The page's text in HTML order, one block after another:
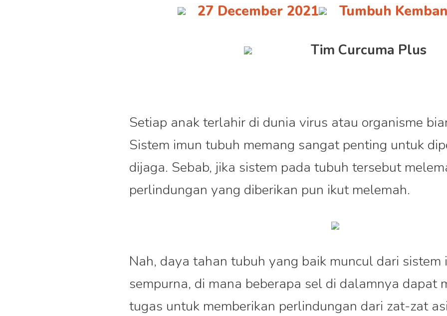
27 December 2021 Tumbuh
Tim Curcuma Plus
Setiap anak terlahir di dunia virus atau organisme
Sistem imun tubuh memang sangat penting untuk
dijaga. Sebab, jika sistem pada tubuh tersebut
perlindungan yang diberikan pun ikut melemah.
Nah, daya tahan tubuh yang baik muncul dari sistem
sempurna, di mana beberapa sel di dalamnya dapat
tugas untuk memberikan perlindungan dari zat-zat